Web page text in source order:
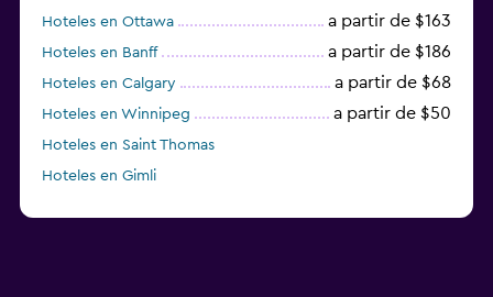
Hoteles en Ottawa a partir de $163
Hoteles en Banff a partir de $186
Hoteles en Calgary a partir de $68
Hoteles en Winnipeg a partir de $50
Hoteles en Saint Thomas
Hoteles en Gimli